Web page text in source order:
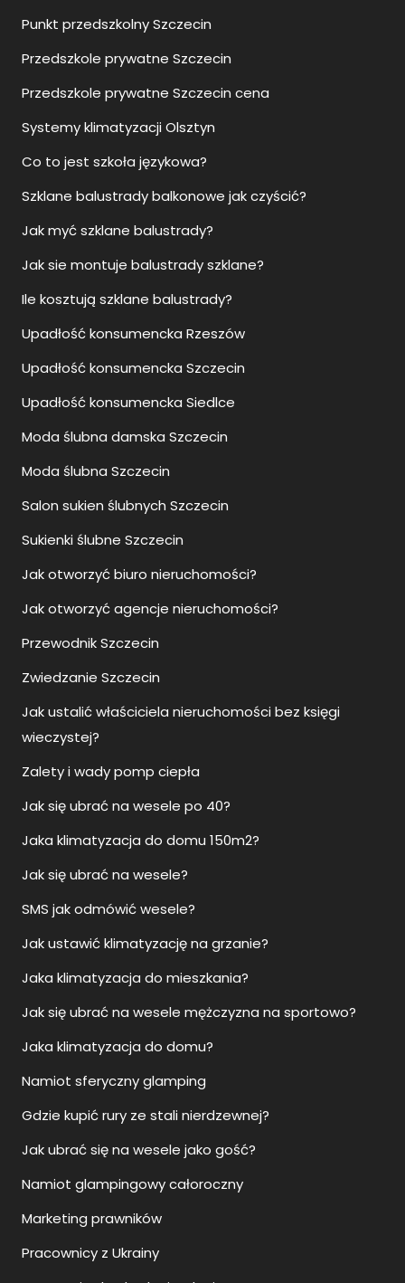
Punkt przedszkolny Szczecin
Przedszkole prywatne Szczecin
Przedszkole prywatne Szczecin cena
Systemy klimatyzacji Olsztyn
Co to jest szkoła językowa?
Szklane balustrady balkonowe jak czyścić?
Jak myć szklane balustrady?
Jak sie montuje balustrady szklane?
Ile kosztują szklane balustrady?
Upadłość konsumencka Rzeszów
Upadłość konsumencka Szczecin
Upadłość konsumencka Siedlce
Moda ślubna damska Szczecin
Moda ślubna Szczecin
Salon sukien ślubnych Szczecin
Sukienki ślubne Szczecin
Jak otworzyć biuro nieruchomości?
Jak otworzyć agencje nieruchomości?
Przewodnik Szczecin
Zwiedzanie Szczecin
Jak ustalić właściciela nieruchomości bez księgi
wieczystej?
Zalety i wady pomp ciepła
Jak się ubrać na wesele po 40?
Jaka klimatyzacja do domu 150m2?
Jak się ubrać na wesele?
SMS jak odmówić wesele?
Jak ustawić klimatyzację na grzanie?
Jaka klimatyzacja do mieszkania?
Jak się ubrać na wesele mężczyzna na sportowo?
Jaka klimatyzacja do domu?
Namiot sferyczny glamping
Gdzie kupić rury ze stali nierdzewnej?
Jak ubrać się na wesele jako gość?
Namiot glampingowy całoroczny
Marketing prawników
Pracownicy z Ukrainy